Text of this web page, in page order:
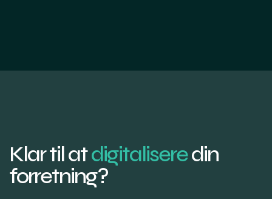
Klar til atdigitaliseredin
forretning?